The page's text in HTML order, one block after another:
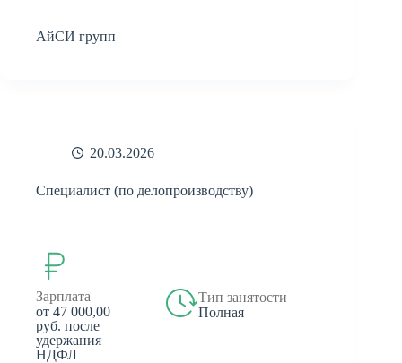
АйСИ групп
20.03.2026
Специалист (по делопроизводству)
Зарплата
от 47 000,00
руб. после
удержания
НДФЛ
Тип занятости
Полная